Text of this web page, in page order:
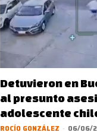
Detuvieron en
al presunto
adolescente
ROCÍO GONZÁLEZ - 06/06/